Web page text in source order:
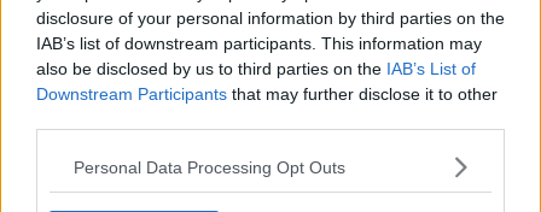
disclosure of your personal information by third parties on the
IAB’s list of downstream participants. This information may
also be disclosed by us to third parties on the IAB’s List of
Downstream Participants that may further disclose it to other
Personal Data Processing Opt Outs